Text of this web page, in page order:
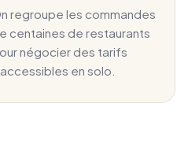
regroupe les commandes
centaines de restaurants
négocier des tarifs
en solo.